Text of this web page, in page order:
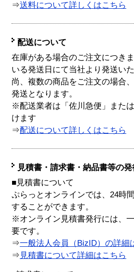
⇒送料について詳しくはこちら
配送について
在庫がある場合のご注文につき
いる発送日にて当社より発送い
尚、複数の商品をご注文の場合
発送となります。
※配送業者は「佐川急便」また
けます
⇒配送について詳しくはこちら
見積書・請求書・納品書等の
■見積書について
ぷらっとオンラインでは、24時
することができます。
※オンライン見積書発行には、
要です。
⇒一般法人会員（BizID）の詳細
⇒ 見積書について詳細はこちら